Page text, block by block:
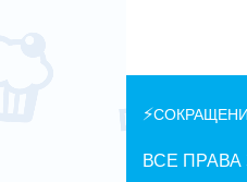
⚡
ВСЕ